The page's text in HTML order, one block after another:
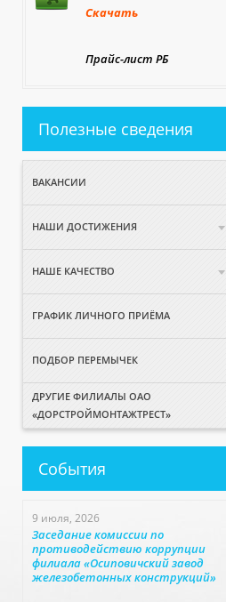
Скачать
Прайс-лист РБ
Полезные сведения
ВАКАНСИИ
НАШИ ДОСТИЖЕНИЯ
НАШЕ КАЧЕСТВО
ГРАФИК ЛИЧНОГО ПРИЁМА
ПОДБОР ПЕРЕМЫЧЕК
ДРУГИЕ ФИЛИАЛЫ ОАО
«ДОРСТРОЙМОНТАЖТРЕСТ»
События
9 июля, 2026
Заседание комиссии по
противодействию коррупции
филиала «Осиповичский завод
железобетонных конструкций»